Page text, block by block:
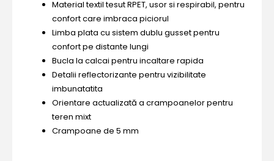
Material textil tesut RPET, usor si respirabil, pentru
confort care imbraca piciorul
Limba plata cu sistem dublu gusset pentru
confort pe distante lungi
Bucla la calcai pentru incaltare rapida
Detalii reflectorizante pentru vizibilitate
imbunatatita
Orientare actualizată a crampoanelor pentru
teren mixt
Crampoane de 5 mm